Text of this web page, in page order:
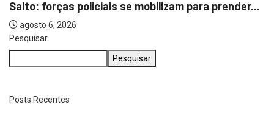
Pesquisar
Pesquisar
Posts Recentes